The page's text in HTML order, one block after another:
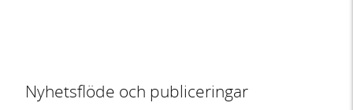
Nyhetsflöde och publiceringar